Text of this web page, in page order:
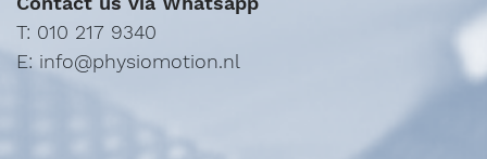
T: 010 217 9340
E: info@physiomotion.nl